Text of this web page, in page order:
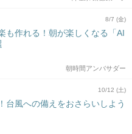
8/7 (金)
も作れる！朝が楽しくなる「AI
朝時間アンバサダー
10/12 (土)
台風への備えをおさらいしよう